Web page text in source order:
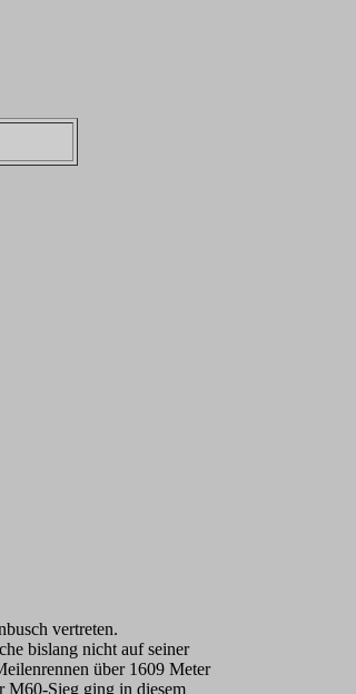
vertreten.
bislang nicht auf seiner
über 1609 Meter
M60-Sieg ging in diesem